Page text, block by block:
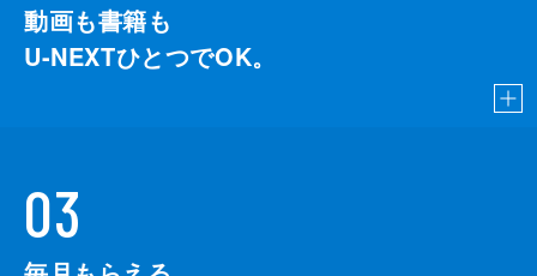
動画も書籍も
U-NEXTひとつでOK。
03